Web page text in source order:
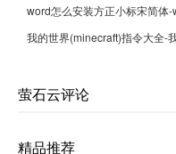
word怎么安装方正小标宋简体
我的世界(minecraft)指令大全-
萤石云评论
精品推荐